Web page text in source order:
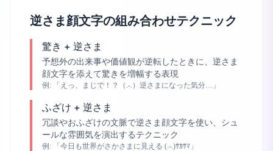
逆さま顔文字の組み合わせテクニック
驚き + 逆さま
予想外の出来事や価値観が逆転したときに、逆さま
顔文字を添えて驚きを増幅する表現
例: 「えっ、まじで！？（.-.）逆さまになった気分…」
ふざけ + 逆さま
冗談やおふざけの文脈で逆さま顔文字を使い、シュ
ールな雰囲気を演出するテクニック
例: 「今日も世界がさかさまに見える (.-.)ｻｶｻﾏ」